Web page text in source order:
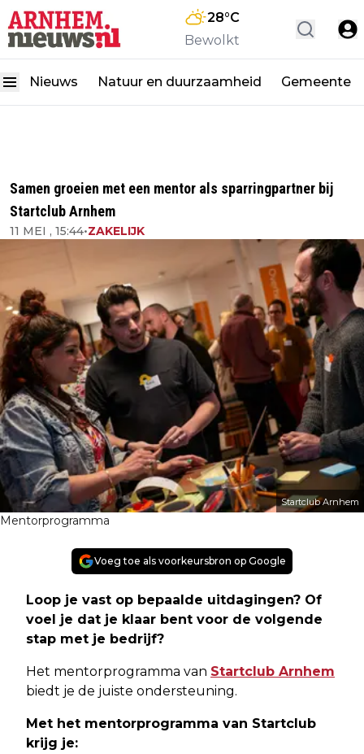
28°C
Bewolkt
Nieuws Natuur en duurzaamheid Gemeente
Samen groeien met een mentor als sparringpartner bij
Startclub Arnhem
11 MEI , 15:44•ZAKELIJK
Startclub Arnhem
Mentorprogramma
Voeg toe als voorkeursbron op Google
Loop je vast op bepaalde uitdagingen? Of
voel je dat je klaar bent voor de volgende
stap met je bedrijf?
Het mentorprogramma van Startclub Arnhem
biedt je de juiste ondersteuning.
Met het mentorprogramma van Startclub
krijg je: